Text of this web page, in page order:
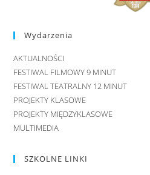
Wydarzenia
AKTUALNOŚCI
FESTIWAL FILMOWY 9 MINUT
FESTIWAL TEATRALNY 12 MINUT
PROJEKTY KLASOWE
PROJEKTY MIĘDZYKLASOWE
MULTIMEDIA
SZKOLNE LINKI